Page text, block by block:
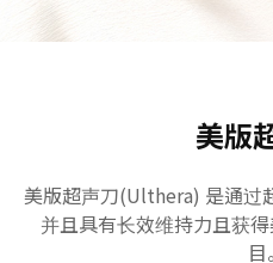
美版
美版超声刀(Ulthera) 是通过
并且具有长效维持力且获
目。